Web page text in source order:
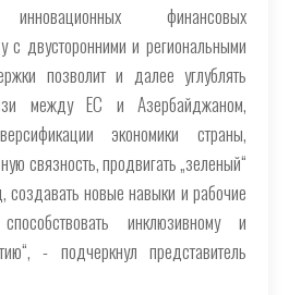
инновационных финансовых
с двусторонними и региональными
позволит и далее углублять
между ЕС и Азербайджаном,
экономики страны,
связность, продвигать „зеленый“
создавать новые навыки и рабочие
инклюзивному и
- подчеркнул представитель